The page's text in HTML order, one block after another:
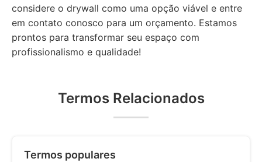
considere o drywall como uma opção viável e entre
em contato conosco para um orçamento. Estamos
prontos para transformar seu espaço com
profissionalismo e qualidade!
Termos Relacionados
Termos populares